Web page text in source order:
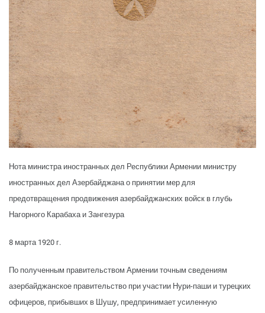
Нота министра иностранных дел Республики Армении министру
иностранных дел Азербайджана о принятии мер для
предотвращения продвижения азербайджанских войск в глубь
Нагорного Карабаха и Зангезура
8 марта 1920 г.
По полученным правительством Армении точным сведениям
азербайджанское правительство при участии Нури-паши и турецких
офицеров, прибывших в Шушу, предпринимает усиленную